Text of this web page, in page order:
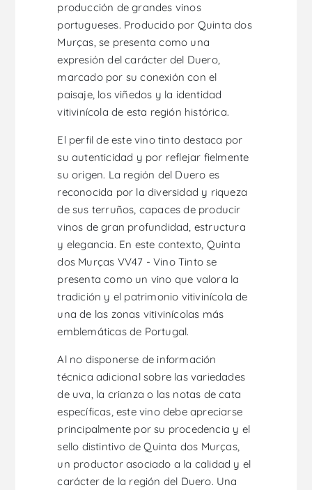
producción de grandes vinos
portugueses. Producido por Quinta dos
Murças, se presenta como una
expresión del carácter del Duero,
marcado por su conexión con el
paisaje, los viñedos y la identidad
vitivinícola de esta región histórica.
El perfil de este vino tinto destaca por
su autenticidad y por reflejar fielmente
su origen. La región del Duero es
reconocida por la diversidad y riqueza
de sus terruños, capaces de producir
vinos de gran profundidad, estructura
y elegancia. En este contexto, Quinta
dos Murças VV47 - Vino Tinto se
presenta como un vino que valora la
tradición y el patrimonio vitivinícola de
una de las zonas vitivinícolas más
emblemáticas de Portugal.
Al no disponerse de información
técnica adicional sobre las variedades
de uva, la crianza o las notas de cata
específicas, este vino debe apreciarse
principalmente por su procedencia y el
sello distintivo de Quinta dos Murças,
un productor asociado a la calidad y el
carácter de la región del Duero. Una